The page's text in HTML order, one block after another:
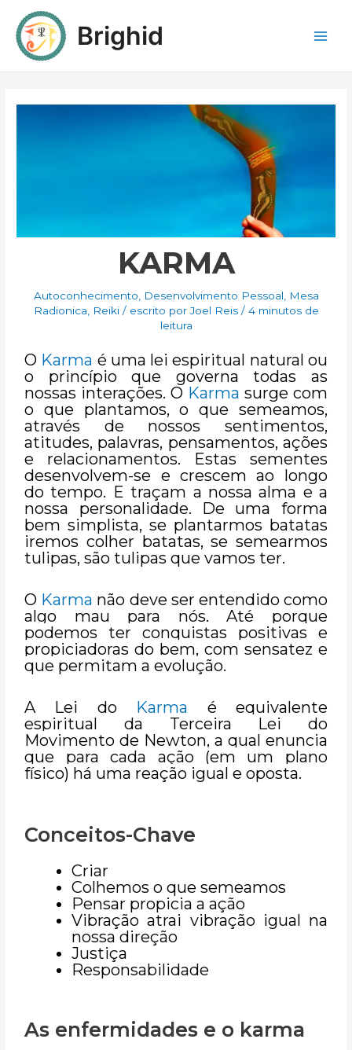
Brighid
KARMA
Autoconhecimento, Desenvolvimento Pessoal, Mesa
Radionica, Reiki/ escrito por Joel Reis / 4 minutos de
leitura
O Karma é uma lei espiritual natural ou
o princípio que governa todas as
nossas interações. O Karma surge com
o que plantamos, o que semeamos,
através de nossos sentimentos,
atitudes, palavras, pensamentos, ações
e relacionamentos. Estas sementes
desenvolvem-se e crescem ao longo
do tempo. E traçam a nossa alma e a
nossa personalidade. De uma forma
bem simplista, se plantarmos batatas
iremos colher batatas, se semearmos
tulipas, são tulipas que vamos ter.
O Karma não deve ser entendido como
algo mau para nós. Até porque
podemos ter conquistas positivas e
propiciadoras do bem, com sensatez e
que permitam a evolução.
A Lei do Karma é equivalente
espiritual da Terceira Lei do
Movimento de Newton, a qual enuncia
que para cada ação (em um plano
físico) há uma reação igual e oposta.
Conceitos-Chave
Criar
Colhemos o que semeamos
Pensar propicia a ação
Vibração atrai vibração igual na
nossa direção
Justiça
Responsabilidade
As enfermidades e o karma